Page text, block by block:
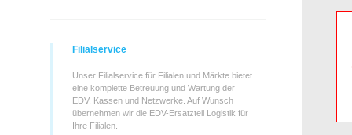
Filialservice
Unser Filialservice für Filialen und Märkte bietet
eine komplette Betreuung und Wartung der
EDV, Kassen und Netzwerke. Auf Wunsch
übernehmen wir die EDV-Ersatzteil Logistik für
Ihre Filialen.